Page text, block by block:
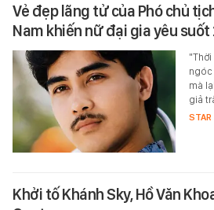
Vẻ đẹp lãng tử của Phó chủ
Nam khiến nữ đại gia yêu suốt
ngóc
mà
giả
STAR
Khởi tố Khánh Sky, Hồ Văn